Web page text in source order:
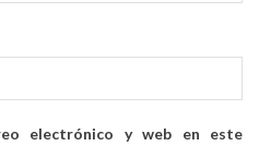
electrónico y web en este